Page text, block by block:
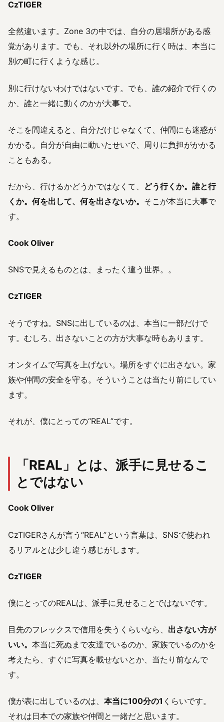
CzTIGER
全然違います。Zone 3の中では、自分の居場所がある感
覚があります。でも、それ以外の場所に行く時は、本当に
別の町に行くような感じ。
別に行けないわけではないです。でも、誰の紹介で行くの
か、誰と一緒に動くのかが大事で。
そこを間違えると、自分だけじゃなくて、仲間にも迷惑が
かかる。自分が自由に動いたせいで、周りに負担がかかる
こともある。
だから、行けるかどうかではなくて、 どう行くか。誰と行
くか。何を出して、何を出さないか。 そこが本当に大事で
す。
Cook Oliver
SNSで見えるものとは、まったく違う世界。。
CzTIGER
そうですね。SNSに出しているのは、本当に一部だけで
す。むしろ、出さないことの方が大事な時もあります。
オンタイムで写真を上げない。場所をすぐに出さない。家
族や仲間の安全を守る。そういうことは当たり前にしてい
ます。
それが、僕にとっての“REAL”です。
「REAL」とは、派手に見せるこ
とではない
Cook Oliver
CzTIGERさんが言う“REAL”という言葉は、SNSで使われ
るリアルとは少し違う感じがします。
CzTIGER
僕にとってのREALは、派手に見せることではないです。
目先のフレックスで信用を失うくらいなら、 出さない方が
いい。 本当に死ぬまで友達でいるのか、家族でいるのかを
考えたら、すぐに写真を載せないとか、当たり前なんで
す。
僕が表に出しているのは、 本当に100分の1 くらいです。
それは日本での家族や仲間と一緒だと思います。